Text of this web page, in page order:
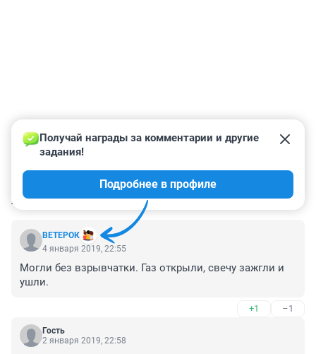
КОММЕНТАРИИ 14
ВЕТЕРОК
Получай награды за комментарии и другие
задания!
Подробнее в профиле
4 января 2019, 22:55
Могли без взрывчатки. Газ открыли, свечу зажгли и
ушли.
+1 –1
Гость
2 января 2019, 22:58